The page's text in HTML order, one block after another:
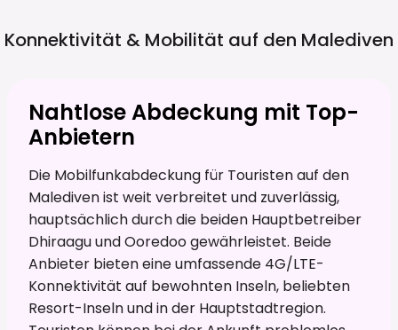
Konnektivität & Mobilität auf den Malediven
Nahtlose Abdeckung mit Top-
Anbietern
Die Mobilfunkabdeckung für Touristen auf den
Malediven ist weit verbreitet und zuverlässig,
hauptsächlich durch die beiden Hauptbetreiber
Dhiraagu und Ooredoo gewährleistet. Beide
Anbieter bieten eine umfassende 4G/LTE-
Konnektivität auf bewohnten Inseln, beliebten
Resort-Inseln und in der Hauptstadtregion.